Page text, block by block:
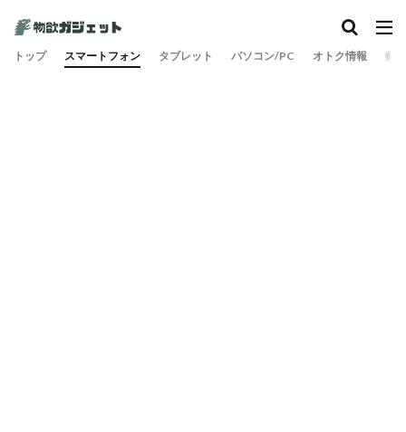
トップ スマートフォン タブレット パソコン/PC オトク情報 旅
カテゴリー